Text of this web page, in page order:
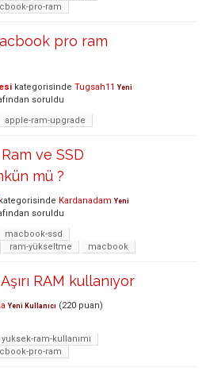
pro-ram
pro ram
kategorisinde Tugsah11 Yeni
soruldu
apple-ram-upgrade
ve SSD
mü ?
kategorisinde Kardanadam Yeni
soruldu
macbook-ssd
ram-yükseltme macbook
RAM kullanıyor
Yeni Kullanıcı (220 puan)
yuksek-ram-kullanımı
pro-ram